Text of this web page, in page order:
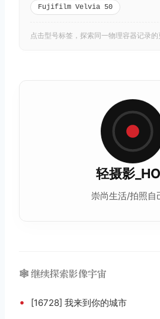
Fujifilm Velvia 50
点击型号标签，探索同一物理容器记录的
轻摄影
崇尚生活/拍照自
🕸️ 继续探索影像宇宙
• [16728] 我来到你的城市